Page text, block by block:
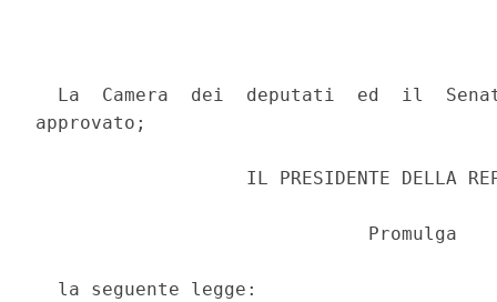
La  Camera  dei  deputati  ed  il
approvato;
IL PRESIDENTE DELLA
                              Promulga
  la seguente legge: